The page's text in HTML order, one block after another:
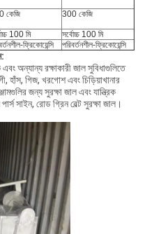
কেজি 300 কেজি
100 মি
সর্বোচ্চ 100 মি
ফ্রিকোয়েন্সি পরিবর্তনশীল-ফ্রিকোয়েন্সি
অন্যান্য রক্ষাকারী জাল সুবিধাগুলিতে
হাঁস, গিজ, খরগোশ এবং চিড়িয়াখানার
জন্য সুরক্ষা জাল এবং যান্ত্রিক
সাইন, রোড গ্রিন বেল্ট সুরক্ষা জাল।